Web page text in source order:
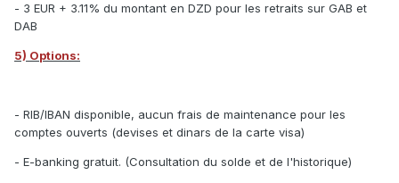
- 3 EUR + 3.11% du montant en DZD pour les retraits sur GAB et
DAB
5) Options:
- RIB/IBAN disponible, aucun frais de maintenance pour les
comptes ouverts (devises et dinars de la carte visa)
- E-banking gratuit. (Consultation du solde et de l'historique)